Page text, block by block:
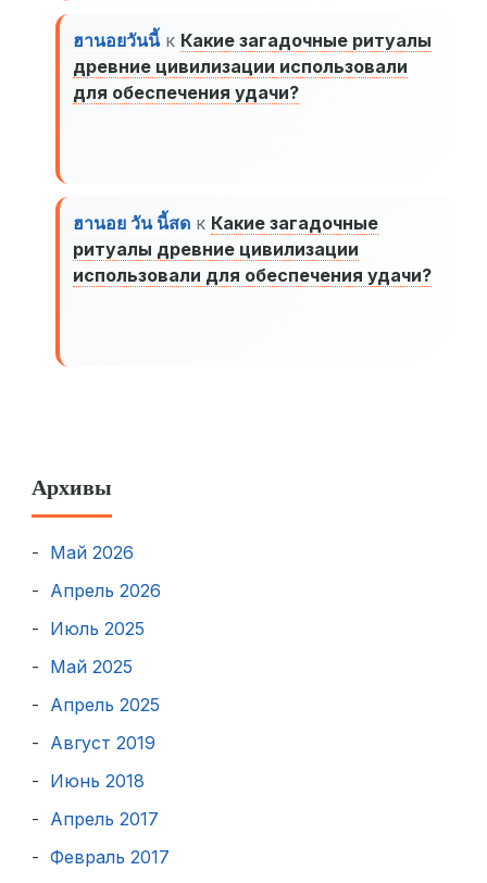
ฮานอยวันนี้к Какие загадочные ритуалы
древние цивилизации использовали
для обеспечения удачи?
ฮานอย วัน นี้สด к Какие загадочные
ритуалы древние цивилизации
использовали для обеспечения удачи?
Архивы
Май 2026
Апрель 2026
Июль 2025
Май 2025
Апрель 2025
Август 2019
Июнь 2018
Апрель 2017
Февраль 2017